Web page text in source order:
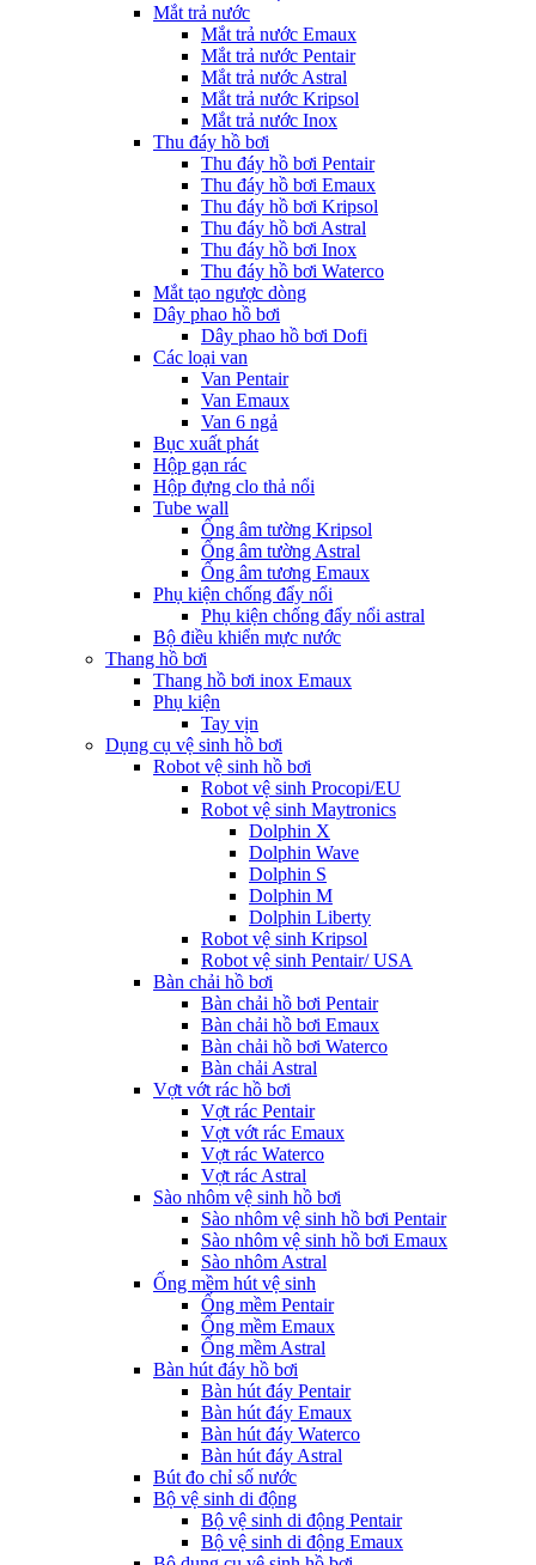
Mắt trả nước
Mắt trả nước Emaux
Mắt trả nước Pentair
Mắt trả nước Astral
Mắt trả nước Kripsol
Mắt trả nước Inox
Thu đáy hồ bơi
Thu đáy hồ bơi Pentair
Thu đáy hồ bơi Emaux
Thu đáy hồ bơi Kripsol
Thu đáy hồ bơi Astral
Thu đáy hồ bơi Inox
Thu đáy hồ bơi Waterco
Mắt tạo ngược dòng
Dây phao hồ bơi
Dây phao hồ bơi Dofi
Các loại van
Van Pentair
Van Emaux
Van 6 ngả
Bục xuất phát
Hộp gạn rác
Hộp đựng clo thả nổi
Tube wall
Ống âm tường Kripsol
Ống âm tường Astral
Ống âm tương Emaux
Phụ kiện chống đẩy nổi
Phụ kiện chống đẩy nổi astral
Bộ điều khiển mực nước
Thang hồ bơi
Thang hồ bơi inox Emaux
Phụ kiện
Tay vịn
Dụng cụ vệ sinh hồ bơi
Robot vệ sinh hồ bơi
Robot vệ sinh Procopi/EU
Robot vệ sinh Maytronics
Dolphin X
Dolphin Wave
Dolphin S
Dolphin M
Dolphin Liberty
Robot vệ sinh Kripsol
Robot vệ sinh Pentair/ USA
Bàn chải hồ bơi
Bàn chải hồ bơi Pentair
Bàn chải hồ bơi Emaux
Bàn chải hồ bơi Waterco
Bàn chải Astral
Vợt vớt rác hồ bơi
Vợt rác Pentair
Vợt vớt rác Emaux
Vợt rác Waterco
Vợt rác Astral
Sào nhôm vệ sinh hồ bơi
Sào nhôm vệ sinh hồ bơi Pentair
Sào nhôm vệ sinh hồ bơi Emaux
Sào nhôm Astral
Ống mềm hút vệ sinh
Ống mềm Pentair
Ống mềm Emaux
Ống mềm Astral
Bàn hút đáy hồ bơi
Bàn hút đáy Pentair
Bàn hút đáy Emaux
Bàn hút đáy Waterco
Bàn hút đáy Astral
Bút đo chỉ số nước
Bộ vệ sinh di động
Bộ vệ sinh di động Pentair
Bộ vệ sinh di động Emaux